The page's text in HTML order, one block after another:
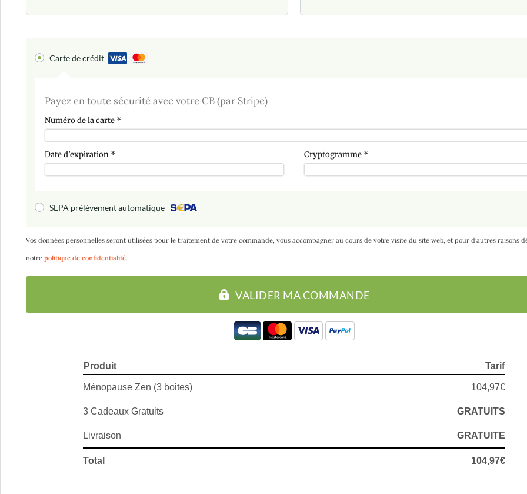
Carte de crédit
Payez en toute sécurité avec votre CB (par Stripe)
Numéro de la carte *
Date d’expiration * Cryptogramme *
SEPA prélèvement automatique
Vos données personnelles seront utilisées pour le traitement de votre commande, vous accompagner au cours de votre visite du site web, et pour d’autres raisons
notre politique de confidentialité
VALIDER MA COMMANDE
Produit Tarif
Ménopause Zen (3 boites) 104,97€
3 Cadeaux Gratuits GRATUITS
Livraison GRATUITE
Total 104,97€